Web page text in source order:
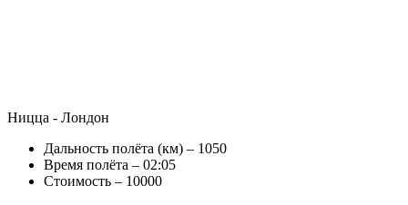
Ницца - Лондон
Дальность полёта (км) – 1050
Время полёта – 02:05
Стоимость – 10000